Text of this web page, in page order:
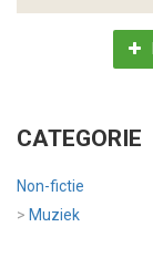
CATEGORIE
Non-fictie
> Muziek